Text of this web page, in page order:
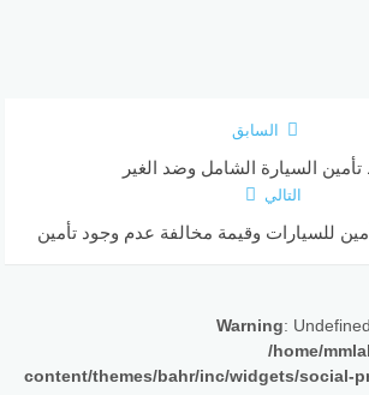
السابق
السيارة الشامل وضد الغير
التالي
للسيارات وقيمة مخالفة عدم وجود تأمين
Warning:
/home/
content/themes/bahr/inc/widgets/social-